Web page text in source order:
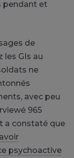
pendant et
de
les GIs au
ne
avec peu
965
a constaté que
avoir
psychoactive